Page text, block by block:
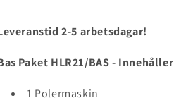
2-5 arbetsdagar!
Paket HLR21/BAS - Innehåller
1 Polermaskin